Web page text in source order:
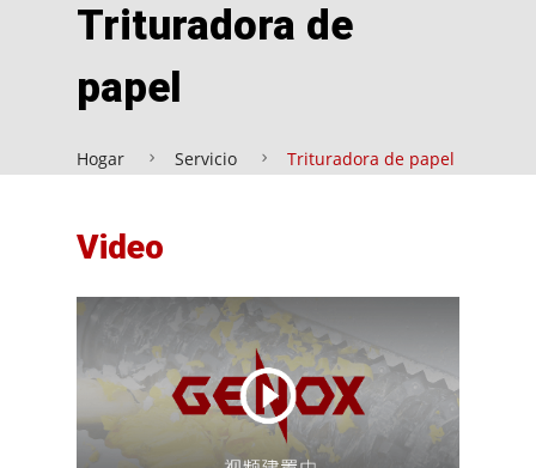
Trituradora de
papel
Hogar Servicio Trituradora de papel
Video